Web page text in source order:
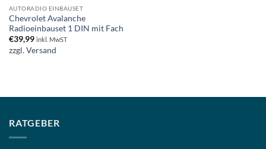
AUTORADIO EINBAUSET
Chevrolet Avalanche
Radioeinbauset 1 DIN mit Fach
€39,99 inkl. MwST
zzgl.Versand
RATGEBER